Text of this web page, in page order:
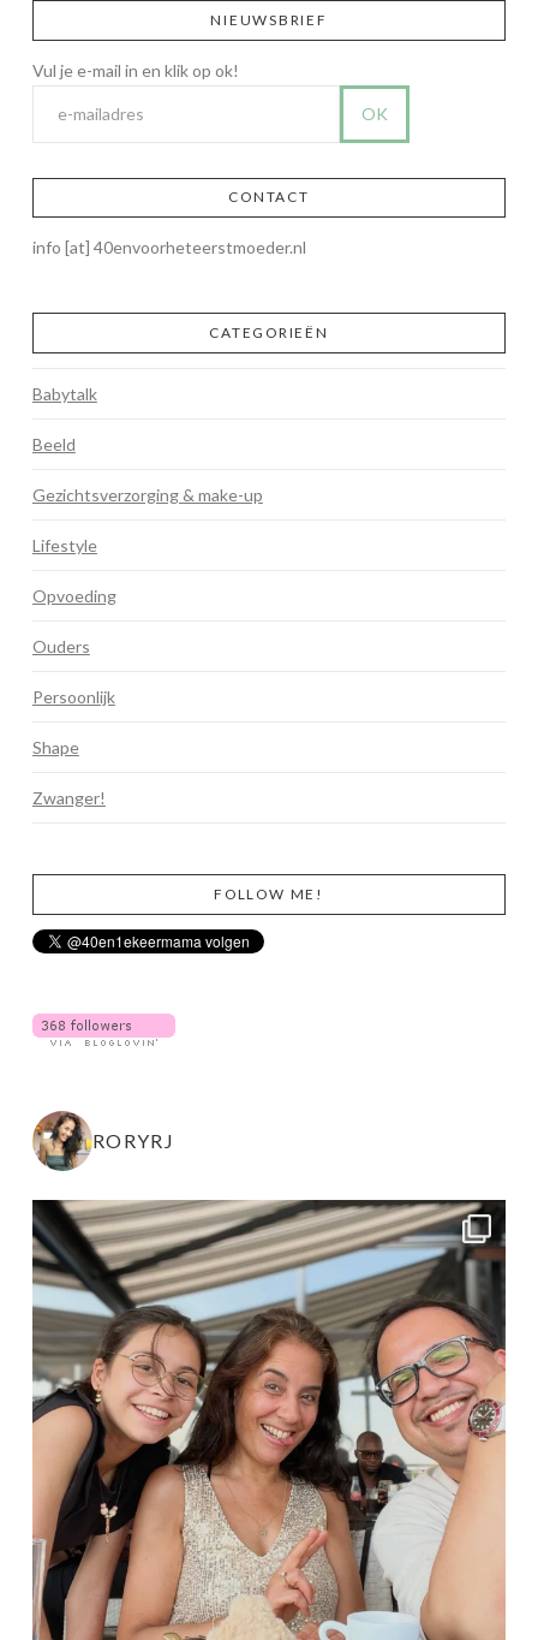
NIEUWSBRIEF
CONTACT
info [at] 40envoorheteerstmoeder.nl
CATEGORIEËN
Babytalk
Beeld
Gezichtsverzorging & make-up
Lifestyle
Opvoeding
Ouders
Persoonlijk
Shape
Zwanger!
FOLLOW ME!
RORYRJ